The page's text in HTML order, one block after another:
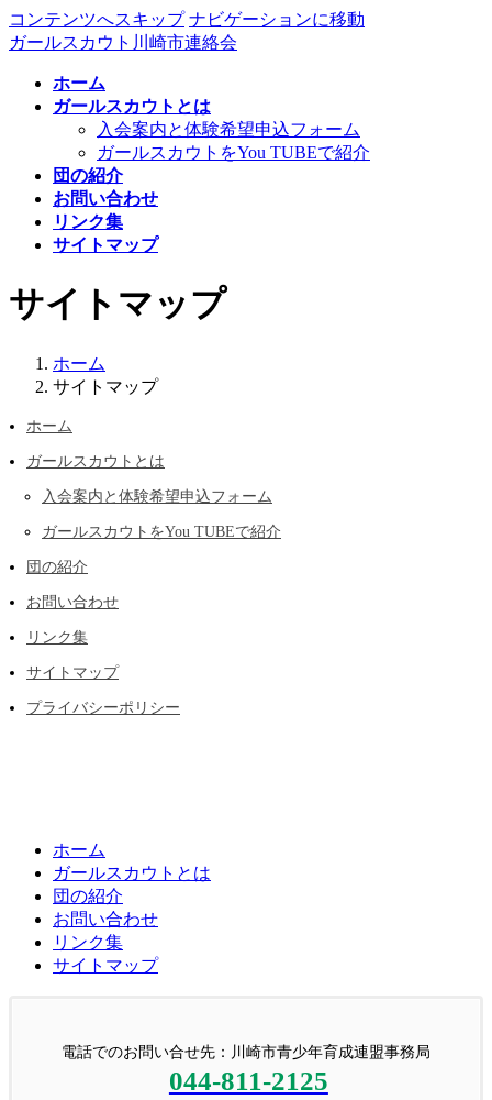
コンテンツへスキップ ナビゲーションに移動
ガールスカウト川崎市連絡会
ホーム
ガールスカウトとは
入会案内と体験希望申込フォーム
ガールスカウトをYou TUBEで紹介
団の紹介
お問い合わせ
リンク集
サイトマップ
サイトマップ
ホーム
サイトマップ
ホーム
ガールスカウトとは
入会案内と体験希望申込フォーム
ガールスカウトをYou TUBEで紹介
団の紹介
お問い合わせ
リンク集
サイトマップ
プライバシーポリシー
ホーム
ガールスカウトとは
団の紹介
お問い合わせ
リンク集
サイトマップ
電話でのお問い合せ先：川崎市青少年育成連盟事務局
044-811-2125